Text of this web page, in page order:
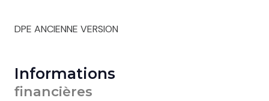
DPE ANCIENNE VERSION
Informations
financières